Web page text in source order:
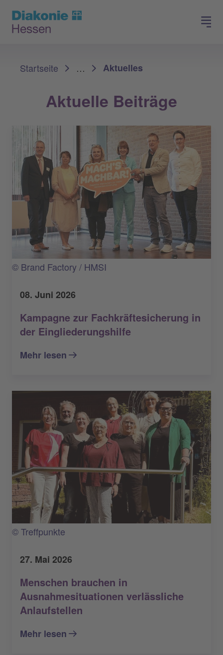
Spenden
Startseite
… Aktuelles
Aktuelle Beiträge
© Brand Factory / HMSI
08. Juni 2026
Kampagne zur Fachkräftesicherung in
der Eingliederungshilfe
Mehr lesen
© Treffpunkte
27. Mai 2026
Menschen brauchen in
Ausnahmesituationen verlässliche
Anlaufstellen
Mehr lesen